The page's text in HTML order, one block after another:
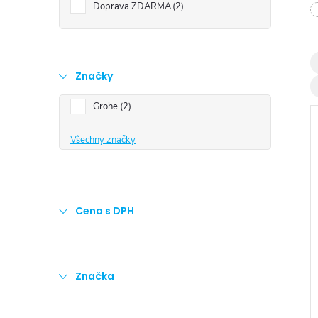
t
a
n
n
a
Doprava ZDARMA 2
Značky
Grohe 2
Všechny značky
Cena s DPH
Značka